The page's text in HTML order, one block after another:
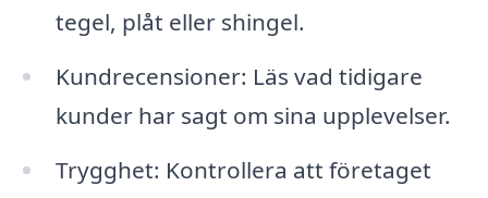
tegel, plåt eller shingel.
Kundrecensioner: Läs vad tidigare
kunder har sagt om sina upplevelser.
Trygghet: Kontrollera att företaget